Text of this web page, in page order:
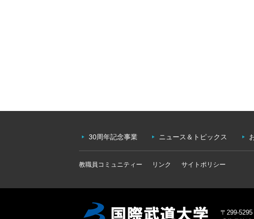
30周年記念事業 ニュース＆トピックス
教職員コミュニティー リンク サイトポリシー
〒299-5295